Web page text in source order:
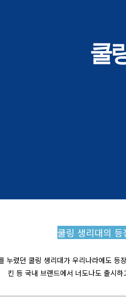
쿨
쿨링 생리대의 등
누렸던 쿨링 생리대가 우리나라에도 등
킨 등 국내 브랜드에서 너도나도 출시